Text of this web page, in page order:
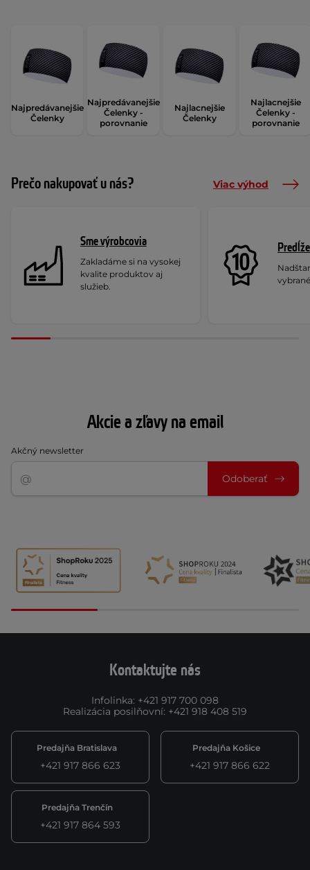
Najpredávanejšie
Čelenky
Najpredávanejšie
Čelenky -
porovnanie
Najlacnejšie
Čelenky
Najlacnejšie
Čelenky -
porovnanie
Prečo nakupovať u nás? Viac výhod
Sme výrobcovia
Zakladáme si na vysokej
kvalite produktov aj
služieb.
Akcie a zľavy na email
Akčný newsletter
Odoberať
Kontaktujte nás
Infolinka: +421 917 700 098
Realizácia posilňovní: +421 918 408 519
Predajňa Bratislava
+421 917 866 623
Predajňa Košice
+421 917 866 622
Predajňa Trenčín
+421 917 864 593